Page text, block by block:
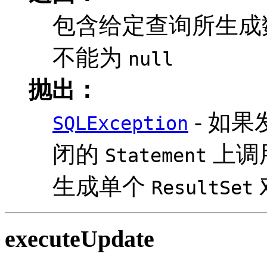
包含给定查询所生
不能为 null
抛出：
SQLException - 如果
闭的 Statement
上
生成单个 ResultSet
executeUpdate